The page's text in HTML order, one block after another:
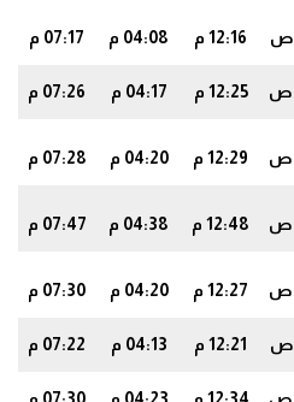
12:16 م 04:08 م 07:17 م
12:25 م 04:17 م 07:26 م
12:29 م 04:20 م 07:28 م
12:48 م 04:38 م 07:47 م
12:27 م 04:20 م 07:30 م
12:21 م 04:13 م 07:22 م